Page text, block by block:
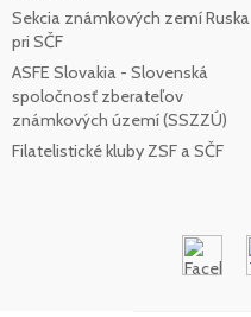
Sekcia známkových zemí Ruska
pri SČF
ASFE Slovakia - Slovenská
spoločnosť zberateľov
známkových území (SSZZÚ)
Filatelistické kluby ZSF a SČF